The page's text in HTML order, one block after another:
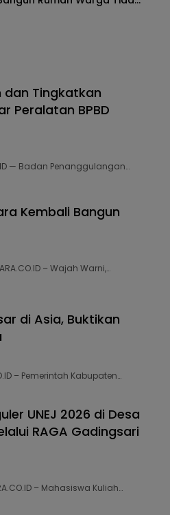
dan Tingkatkan
Peralatan BPBD
— Badan Penanggulangan…
Kembali Bangun
– Wajah Warni,…
di Asia, Buktikan
– Pemerintah Kabupaten…
UNEJ 2026 di Desa
RAGA Gadingsari
– Mahasiswa Kuliah…